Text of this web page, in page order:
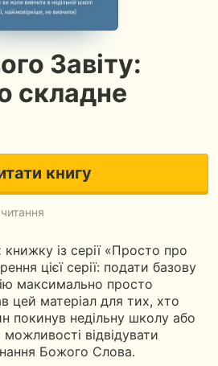
Завіту:
складне
книгу
із серії «Просто про
цієї серії: подати базову
максимально просто
цей матеріал для тих, хто
покинув недільну школу або
відвідувати
Божого Слова.